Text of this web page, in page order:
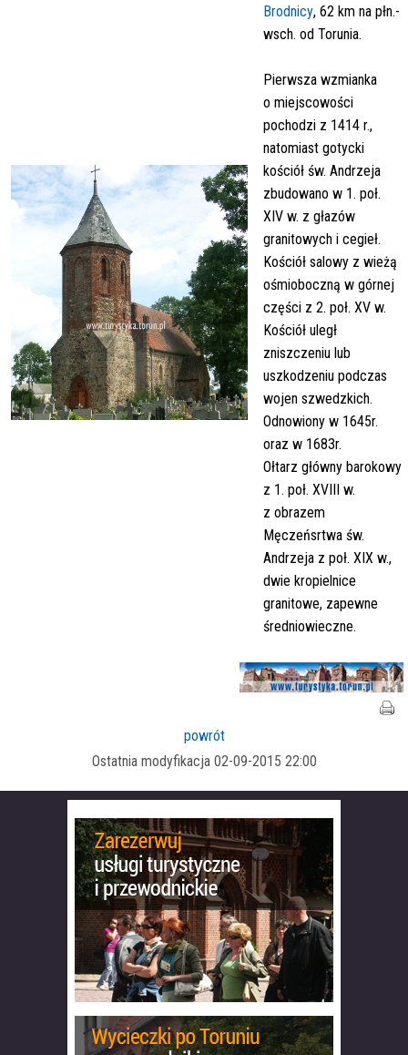
Brodnicy, 62 km na płn.-
wsch. od Torunia.
Pierwsza wzmianka
o miejscowości
pochodzi z 1414 r.,
natomiast gotycki
kościół św. Andrzeja
zbudowano w 1. poł.
XIV w. z głazów
granitowych i cegieł.
Kościół salowy z wieżą
ośmioboczną w górnej
części z 2. poł. XV w.
Kościół uległ
zniszczeniu lub
uszkodzeniu podczas
wojen szwedzkich.
Odnowiony w 1645r.
oraz w 1683r.
Ołtarz główny barokowy
z 1. poł. XVIII w.
z obrazem
Męczeńsrtwa św.
Andrzeja z poł. XIX w.,
dwie kropielnice
granitowe, zapewne
średniowieczne.
powrót
Ostatnia modyfikacja 02-09-2015 22:00